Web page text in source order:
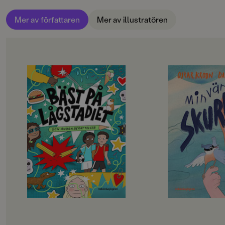
Mer av författaren Mer av illustratören
OM BOKEN
Här har vi samlat ett gäng guldkorn
från senaste årens utgivning samt
några favoriter från Bara för dig på
lågstadiet, och sist men inte minst
två nyskrivna bidrag. Det är
berättelser om familj, kompisar,
rädslor och längtan. Om husdjur
och nya klasskompisar, om en sjuk
pappa och om att få vara den man
är. Antologin innehåller också
serier och tänkvärda dikter och är
rikt illustrerad. Något för alla helt
enkelt – perfekt för klassrummet!
OM BOKEN
Skurken var min
vän. Sen bara
Man kan tro att
Att alla nötväckor
precis som alla
varandra. Så är det
mer som
och olika på
Det vet Tårtan. För
vinterdag sitter
fönsterblecket, en
med bestämd